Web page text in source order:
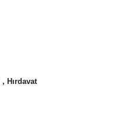
, Hırdavat